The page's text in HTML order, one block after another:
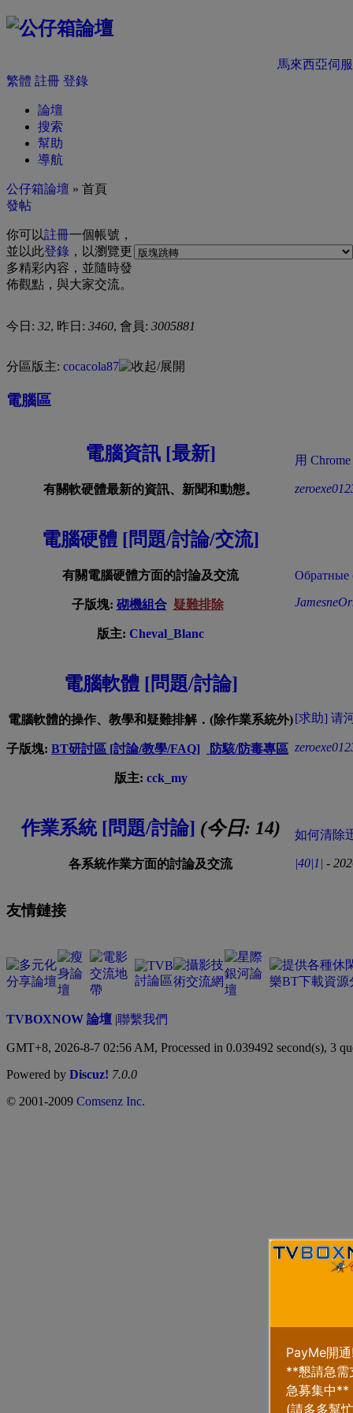
馬來西亞伺
繁體 註冊 登錄
論壇
搜索
幫助
導航
公仔箱論壇 » 首頁
發帖
你可以註冊一個帳號，
並以此登錄 ，以瀏覽更
多精彩內容，並隨時發
佈觀點，與大家交流。
今日: 32, 昨日: 3460, 會員: 3005881
分區版主: cocacola87
電腦區
電腦資訊 [最新]
有關軟硬體最新的資訊、新聞和動態。
用
電腦硬體 [問題/討論/交流]
有關電腦硬體方面的討論及交流
子版塊: 砌機組合 疑難排除
版主: Cheval_Blanc
Обратные
電腦軟體 [問題/討論]
電腦軟體的操作、教學和疑難排解．(除作業系統外)
子版塊: BT研討區 [討論/教學/FAQ] 防駭/防毒專區
版主: cck_my
[求助] 请
作業系統 [問題/討論] (今日: 14)
各系統作業方面的討論及交流
如何清除
|40|1| -
友情鏈接
TVBOXNOW 論壇 |聯繫我們
GMT+8, 2026-8-7 02:56 AM, Processed in 0.039492 second(s), 3
Powered by Discuz! 7.0.0
© 2001-2009 Comsenz Inc.